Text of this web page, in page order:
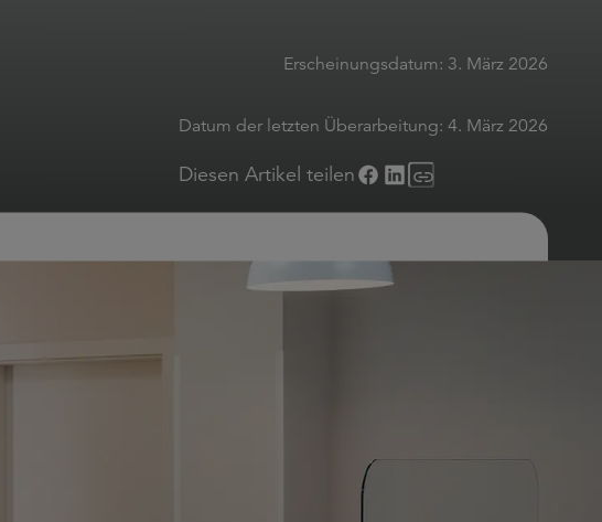
Erscheinungsdatum: 3. März 2026
Datum der letzten Überarbeitung: 4. März 2026
Diesen Artikel teilen
unbehandelt führt dies zu erheblichen
Schäden
das Hörerlebnis in den Mittelpunkt und bietet